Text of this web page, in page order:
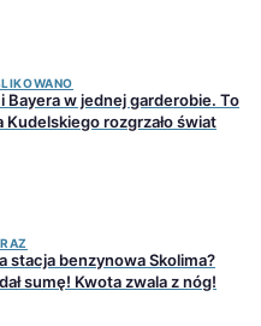
Bayera w jednej garderobie. To
Kudelskiego rozgrzało świat
stacja benzynowa Skolima?
sumę! Kwota zwala z nóg!